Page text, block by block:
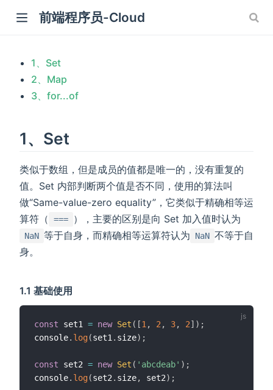
前端程序员-Cloud
1、Set
2、Map
3、for...of
1、Set
类似于数组，但是成员的值都是唯一的，没有重复的
值。Set 内部判断两个值是否不同，使用的算法叫
做“Same-value-zero equality”，它类似于精确相等运
算符（
=== ），主要的区别是向 Set 加入值时认为
NaN 等于自身，而精确相等运算符认为 NaN 不等于自
身。
1.1 基础使用
const set1 = new Set ( [1 , 2 , 3, 2] ) ;
console. log(set1 . size) ;
const set2 = new Set ( 'abcdeab' ) ;
console. log(set2 . size, set2) ;